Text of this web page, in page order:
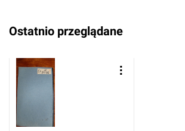
Ostatnio przeglądane